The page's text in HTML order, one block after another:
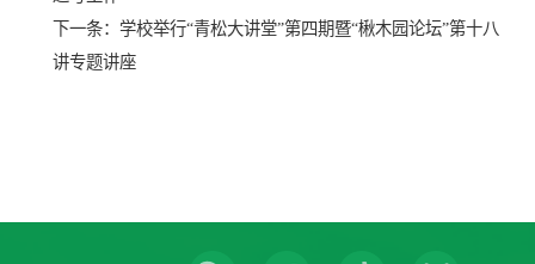
下一条： 学校举行“青松大讲堂”第四期暨“楸木园论坛”第十八
讲专题讲座